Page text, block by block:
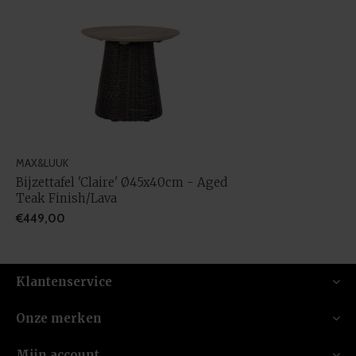
MAX&LUUK
Bijzettafel 'Claire' Ø45x40cm - Aged
Teak Finish/Lava
€449,00
Klantenservice
Onze merken